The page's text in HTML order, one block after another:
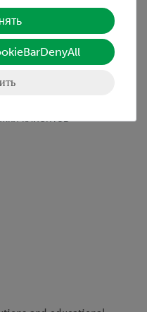
клиентов